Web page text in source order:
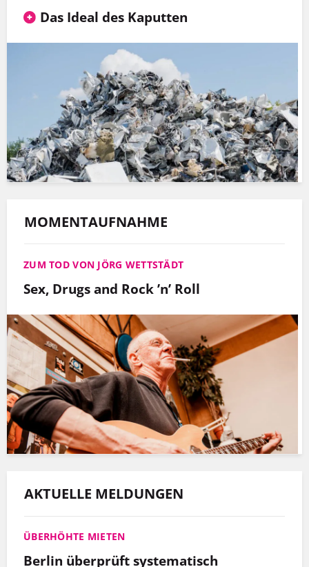
Das Ideal des Kaputten
MOMENTAUFNAHME
ZUM TOD VON JÖRG WETTSTÄDT
Sex, Drugs and Rock ’n’ Roll
AKTUELLE MELDUNGEN
ÜBERHÖHTE MIETEN
Berlin überprüft systematisch